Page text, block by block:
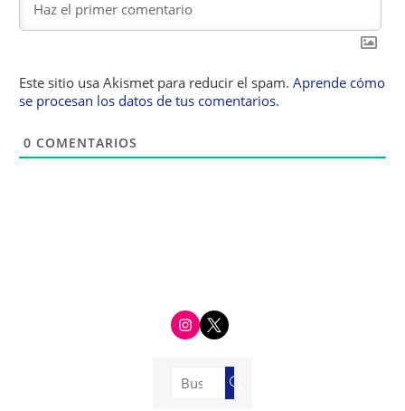
Este sitio usa Akismet para reducir el spam. Aprende cómo
se procesan los datos de tus comentarios.
0 COMENTARIOS
i
n
s
r
t
w
i
Buscar:
Buscar